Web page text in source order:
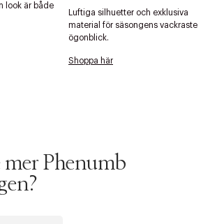
look är både
Luftiga silhuetter och exklusiva
material för säsongens vackraste
ögonblick.
Shoppa här
Phenumb